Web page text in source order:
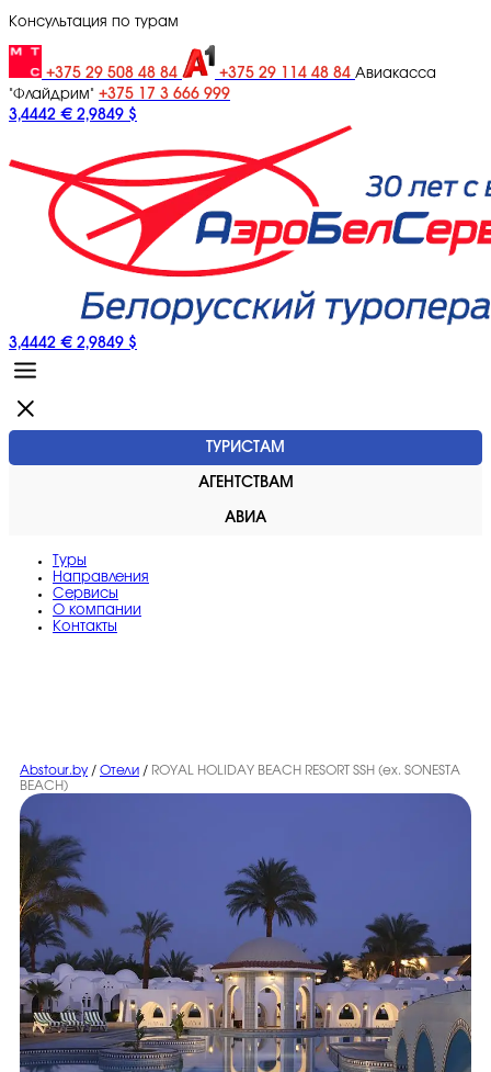
Консультация по турам
+375 29 508 48 84 +375 29 114 48 84 Авиакасса
"Флайдрим" +375 17 3 666 999
3,4442 € 2,9849 $
3,4442 € 2,9849 $
ТУРИСТАМ
АГЕНТСТВАМ
АВИА
Туры
Направления
Сервисы
O компании
Контакты
Abstour.by / Отели / ROYAL HOLIDAY BEACH RESORT SSH (ex. SONESTA
BEACH)